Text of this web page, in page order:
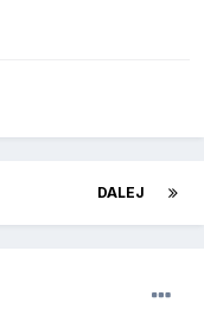
DALEJ